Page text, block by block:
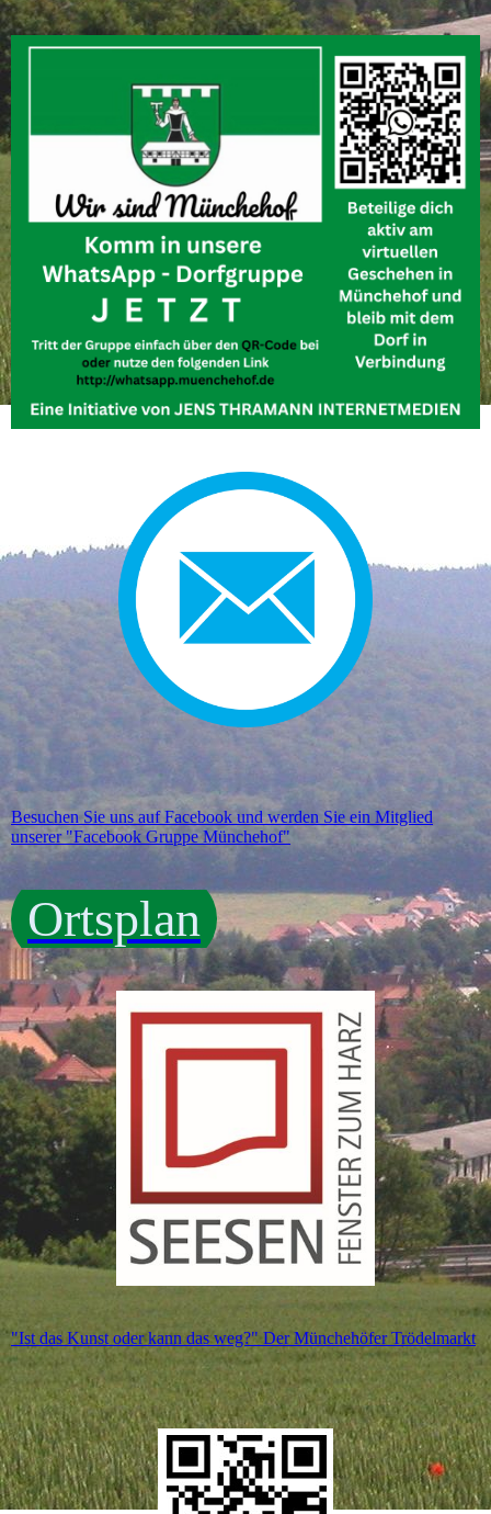
Besuchen Sie uns auf Facebook und werden Sie ein Mitglied
unserer "Facebook Gruppe Münchehof"
Ortsplan
"Ist das Kunst oder kann das weg?" Der Münchehöfer Trödelmarkt